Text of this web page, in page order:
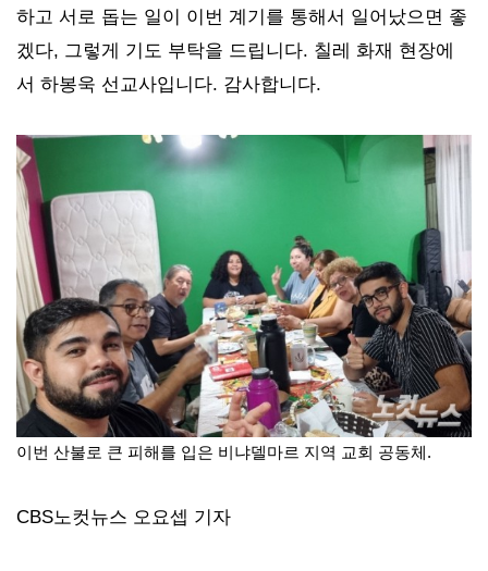
하고 서로 돕는 일이 이번 계기를 통해서 일어났으면 좋
겠다, 그렇게 기도 부탁을 드립니다. 칠레 화재 현장에
서 하봉욱 선교사입니다. 감사합니다.
이번 산불로 큰 피해를 입은 비냐델마르 지역 교회 공동체.
CBS노컷뉴스 오요셉 기자